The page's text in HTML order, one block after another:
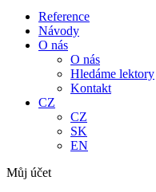
Reference
Návody
O nás
O nás
Hledáme lektory
Kontakt
CZ
CZ
SK
EN
Můj účet